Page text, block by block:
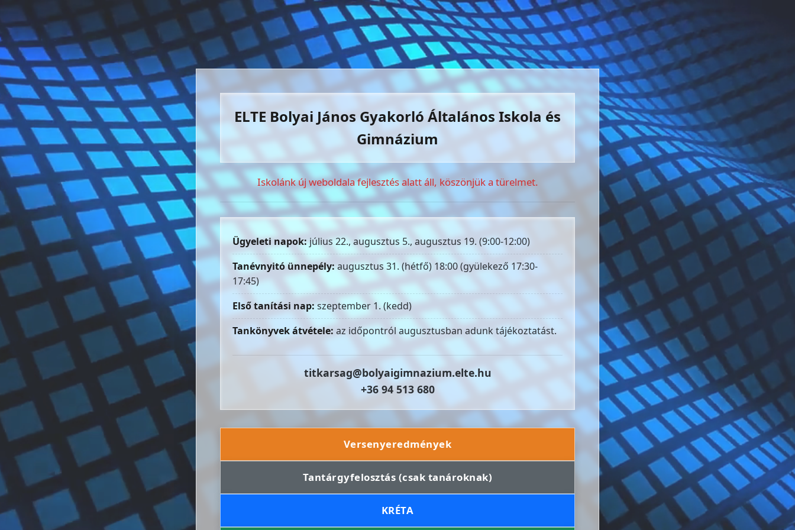
ELTE Bolyai János Gyakorló Általános Iskola és
Gimnázium
Iskolánk új weboldala fejlesztés alatt áll, köszönjük a türelmet.
Ügyeleti napok:július 22., augusztus 5., augusztus 19. (9:00-12:00)
Tanévnyitó ünnepély:augusztus 31. (hétfő) 18:00 (gyülekező 17:30-
17:45)
Első tanítási nap:szeptember 1. (kedd)
Tankönyvek átvétele: az időpontról augusztusban adunk tájékoztatást.
titkarsag@bolyaigimnazium.elte.hu
+36 94 513 680
Versenyeredmények
Tantárgyfelosztás (csak tanároknak)
KRÉTA